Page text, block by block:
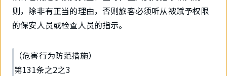
则，除非有正当的理由，否则旅客必须听从被赋予权限
的保安人员或检查人员的指示。
（危害行为防范措施）
第131条之2之3